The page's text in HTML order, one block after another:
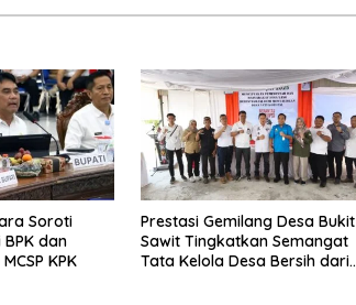
Soroti
dan
KPK
Prestasi Gemilang Desa Bukit
Sawit Tingkatkan Semangat
Tata Kelola Desa Bersih dari